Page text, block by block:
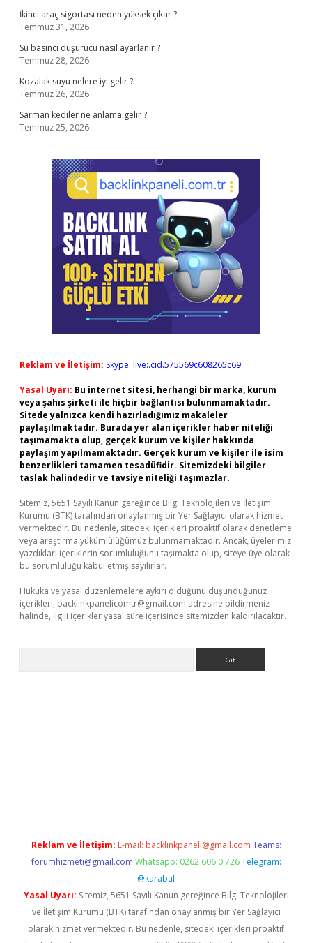
İkinci araç sigortası neden yüksek çıkar ?
Temmuz 31, 2026
Su basıncı düşürücü nasıl ayarlanır ?
Temmuz 28, 2026
Kozalak suyu nelere iyi gelir ?
Temmuz 26, 2026
Sarman kediler ne anlama gelir ?
Temmuz 25, 2026
Reklam ve İletişim: Skype: live:.cid.575569c608265c69
Yasal Uyarı: Bu internet sitesi, herhangi bir marka, kurum
veya şahıs şirketi ile hiçbir bağlantısı bulunmamaktadır.
Sitede yalnızca kendi hazırladığımız makaleler
paylaşılmaktadır. Burada yer alan içerikler haber niteliği
taşımamakta olup, gerçek kurum ve kişiler hakkında
paylaşım yapılmamaktadır. Gerçek kurum ve kişiler ile isim
benzerlikleri tamamen tesadüfidir. Sitemizdeki bilgiler
taslak halindedir ve tavsiye niteliği taşımazlar.
Sitemiz, 5651 Sayılı Kanun gereğince Bilgi Teknolojileri ve İletişim
Kurumu (BTK) tarafından onaylanmış bir Yer Sağlayıcı olarak hizmet
vermektedir. Bu nedenle, sitedeki içerikleri proaktif olarak denetleme
veya araştırma yükümlülüğümüz bulunmamaktadır. Ancak, üyelerimiz
yazdıkları içeriklerin sorumluluğunu taşımakta olup, siteye üye olarak
bu sorumluluğu kabul etmiş sayılırlar.
Hukuka ve yasal düzenlemelere aykırı olduğunu düşündüğünüz
içerikleri, backlinkpanelicomtr@gmail.com adresine bildirmeniz
halinde, ilgili içerikler yasal süre içerisinde sitemizden kaldırılacaktır.
Reklam ve İletişim: E-mail: backlinkpaneli@gmail.com Teams:
forumhizmeti@gmail.com Whatsapp: 0262 606 0 726 Telegram:
@karabul
Yasal Uyarı: Sitemiz, 5651 Sayılı Kanun gereğince Bilgi Teknolojileri
ve İletişim Kurumu (BTK) tarafından onaylanmış bir Yer Sağlayıcı
olarak hizmet vermektedir. Bu nedenle, sitedeki içerikleri proaktif